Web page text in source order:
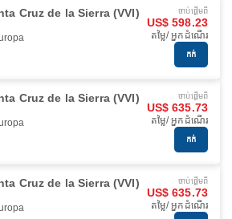
Cruz de la Sierra (VVI) ចាប់ផ្ដើមពី
US$ 598.23
តម្លៃ/ អ្នកដំណើរ
កក់
Cruz de la Sierra (VVI) ចាប់ផ្ដើមពី
US$ 635.73
តម្លៃ/ អ្នកដំណើរ
កក់
Cruz de la Sierra (VVI) ចាប់ផ្ដើមពី
US$ 635.73
តម្លៃ/ អ្នកដំណើរ